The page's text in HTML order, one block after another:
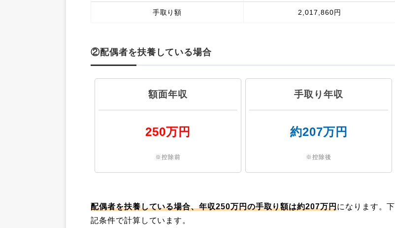
手取り額 2,017,860円
②配偶者を扶養している場合
額面年収
250万円
※控除前
手取り年収
約207万円
※控除後
配偶者を扶養している場合、年収250万円の手取り額は約207万円になります。下
記条件で計算しています。